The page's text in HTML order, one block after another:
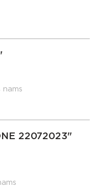
22072023"